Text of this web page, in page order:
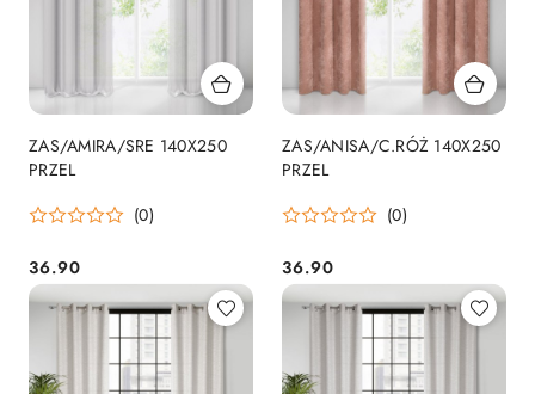
ZAS/AMIRA/SRE 140X250
PRZEL
(0)
Cena:
36.90
ZAS/ANISA/C.RÓŻ 140X250
PRZEL
(0)
Cena:
36.90